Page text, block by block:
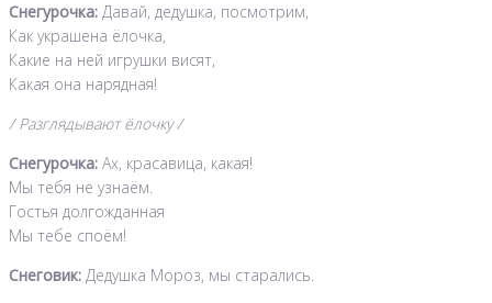
Снегурочка: Давай, дедушка, посмотрим,
Как украшена ёлочка,
Какие на ней игрушки висят,
Какая она нарядная!
/ Разглядывают ёлочку /
Снегурочка: Ах, красавица, какая!
Мы тебя не узнаём.
Гостья долгожданная
Мы тебе споём!
Снеговик: Дедушка Мороз, мы старались.